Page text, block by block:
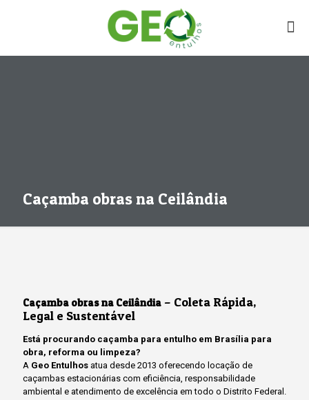
Caçamba obras na Ceilândia
Caçamba obras na Ceilândia – Coleta Rápida,
Legal e Sustentável
Está procurando caçamba para entulho em Brasília para
obra, reforma ou limpeza?
A Geo Entulhos atua desde 2013 oferecendo locação de
caçambas estacionárias com eficiência, responsabilidade
ambiental e atendimento de excelência em todo o Distrito Federal.